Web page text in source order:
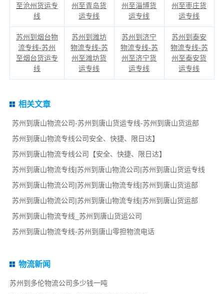
至沧州货运专
线
州至青岛货
运专线
州至淄博货
运专线
州至枣庄货
运专线
苏州到烟台物
流专线-苏州
至烟台货运专
线
苏州到潍坊
物流专线-苏
州至潍坊货
运专线
苏州到济宁
物流专线-苏
州至济宁货
运专线
苏州到泰安
物流专线-苏
州至泰安货
运专线
相关文章
苏州到唐山物流公司-苏州到唐山货运专线-苏州到唐山货运部
苏州到唐山物流专线公司安全、快捷、限日达】
苏州到唐山物流专线公司【安全、快捷、限日达】
苏州到唐山物流专线|苏州到唐山物流公司|苏州到唐山货运专线
苏州到唐山物流公司|苏州到唐山物流专线|苏州到唐山货运部
苏州到唐山物流公司|苏州到唐山物流专线|苏州到唐山货运部
苏州到唐山物流专线_苏州到唐山货运公司
苏州到唐山物流专线-苏州到唐山零担物流电话
物流新闻
苏州到多伦物流公司多少钱一吨